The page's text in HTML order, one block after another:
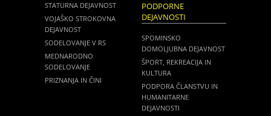
STATURNA DEJAVNOST
VOJAŠKO STROKOVNA
DEJAVNOST
SODELOVANJE V RS
MEDNARODNO
SODELOVANJE
PRIZNANJA IN ČINI
PODPORNE
DEJAVNOSTI
SPOMINSKO
DOMOLJUBNA DEJAVNOST
ŠPORT, REKREACIJA IN
KULTURA
PODPORA ČLANSTVU IN
HUMANITARNE
DEJAVNOSTI